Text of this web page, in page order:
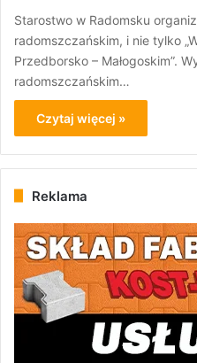
Starostwo w Radomsku
radomszczańskim, i nie tylko
Przedborsko – Małogoskim”.
radomszczańskim…
Czytaj więcej »
Reklama